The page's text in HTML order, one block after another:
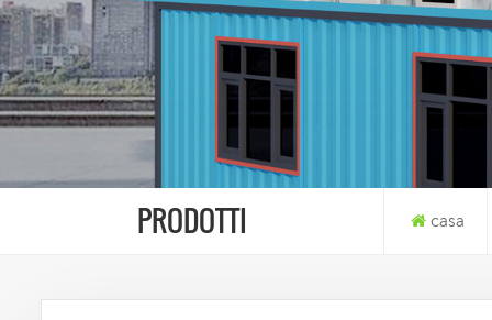
PRODOTTI casa